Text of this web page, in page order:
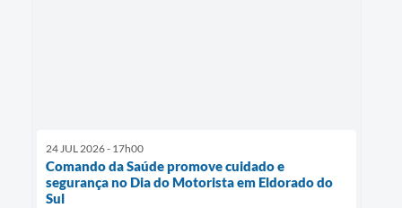
24 JUL 2026 - 17h00
Comando da Saúde promove cuidado e
segurança no Dia do Motorista em Eldorado do
Sul